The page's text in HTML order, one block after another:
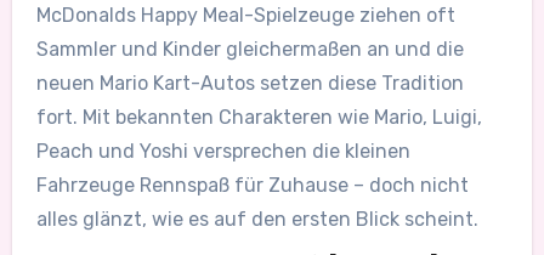
McDonalds Happy Meal-Spielzeuge ziehen oft
Sammler und Kinder gleichermaßen an und die
neuen Mario Kart-Autos setzen diese Tradition
fort. Mit bekannten Charakteren wie Mario, Luigi,
Peach und Yoshi versprechen die kleinen
Fahrzeuge Rennspaß für Zuhause – doch nicht
alles glänzt, wie es auf den ersten Blick scheint.